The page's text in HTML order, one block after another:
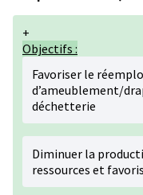
+
Objectifs :
Favoriser le
d’ameublement/
déchetterie
Diminuer la
ressources et